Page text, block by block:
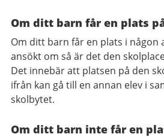
Om ditt barn får en plats
Om ditt barn får en plats i någon
ansökt om så är det den
Det innebär att platsen på den
ifrån kan gå till en annan elev i
skolbytet.
Om ditt barn inte får en